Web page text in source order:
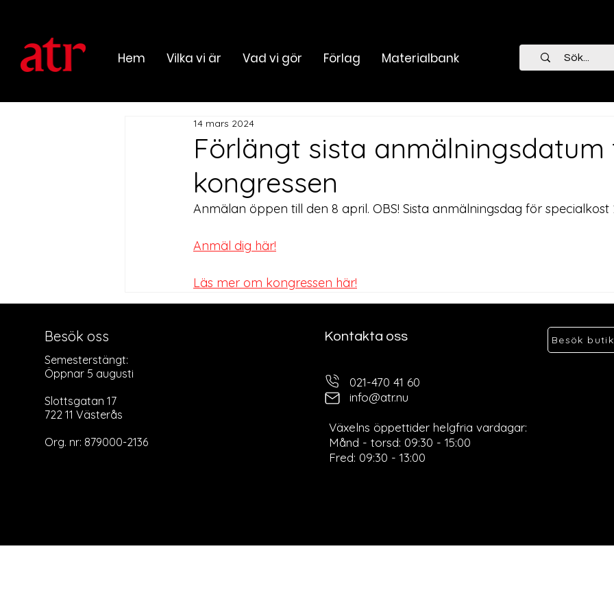
Hem Vilka vi är Vad vi gör Förlag Materialbank
Förlängt sista anmälningsdatum
kongressen
14 mars 2024
Anmälan öppen till den 8 april. OBS! Sista anmälningsdag för specialkost
Anmäl dig här!
Läs mer om kongressen här!
Besök oss
Semesterstängt:
Öppnar 5 augusti
Slottsgatan 17
722 11 Västerås
Org. nr: 879000-2136
Kontakta oss Besök
021-470 41 60
info@atr.nu
Växelns öppettider helgfria vardagar:
Månd - torsd: 09:30 - 15:00
Fred: 09:30 - 13:00